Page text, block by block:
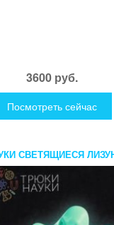
3600 руб.
Посмотреть сейчас
СВЕТЯЩИЕСЯ